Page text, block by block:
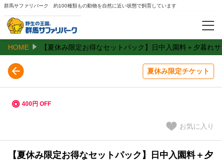
群馬サファリパーク 約100種類もの動物を自然に近い状態で飼育しています
特集
夏休み限定チケット
期間限定チケット
HOME 【夏休み限定お得なセットパック】日中入園料＋夕暮れ
夏休み限定チケット
【夏休み限定お得なセットパック】日中入園料＋夕
400円 OFF
お気に入り